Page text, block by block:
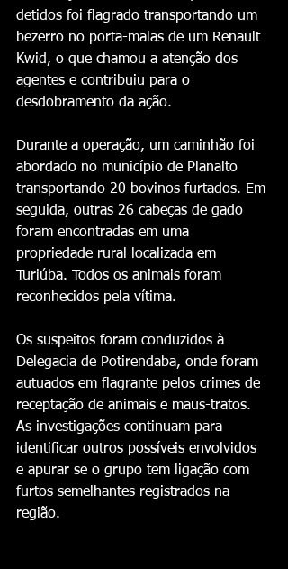
detidos foi flagrado transportando um
bezerro no porta-malas de um Renault
Kwid, o que chamou a atenção dos
agentes e contribuiu para o
desdobramento da ação.
Durante a operação, um caminhão foi
abordado no município de Planalto
transportando 20 bovinos furtados. Em
seguida, outras 26 cabeças de gado
foram encontradas em uma
propriedade rural localizada em
Turiúba. Todos os animais foram
reconhecidos pela vítima.
Os suspeitos foram conduzidos à
Delegacia de Potirendaba, onde foram
autuados em flagrante pelos crimes de
receptação de animais e maus-tratos.
As investigações continuam para
identificar outros possíveis envolvidos
e apurar se o grupo tem ligação com
furtos semelhantes registrados na
região.